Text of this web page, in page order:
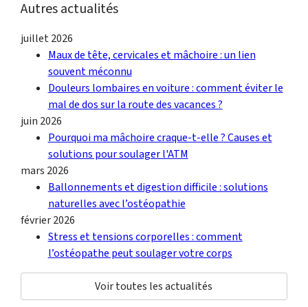
Autres actualités
juillet 2026
Maux de tête, cervicales et mâchoire : un lien
souvent méconnu
Douleurs lombaires en voiture : comment éviter le
mal de dos sur la route des vacances ?
juin 2026
Pourquoi ma mâchoire craque-t-elle ? Causes et
solutions pour soulager l'ATM
mars 2026
Ballonnements et digestion difficile : solutions
naturelles avec l’ostéopathie
février 2026
Stress et tensions corporelles : comment
l’ostéopathe peut soulager votre corps
Voir toutes les actualités